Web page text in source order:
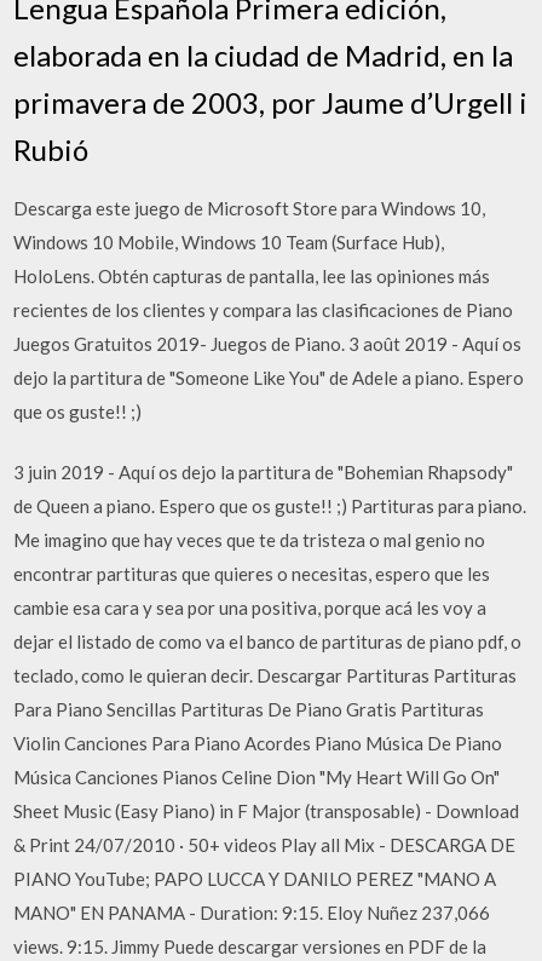
Lengua Española Primera edición,
elaborada en la ciudad de Madrid, en la
primavera de 2003, por Jaume d’Urgell i
Rubió
Descarga este juego de Microsoft Store para Windows 10,
Windows 10 Mobile, Windows 10 Team (Surface Hub),
HoloLens. Obtén capturas de pantalla, lee las opiniones más
recientes de los clientes y compara las clasificaciones de Piano
Juegos Gratuitos 2019- Juegos de Piano. 3 août 2019 - Aquí os
dejo la partitura de "Someone Like You" de Adele a piano. Espero
que os guste!! ;)
3 juin 2019 - Aquí os dejo la partitura de "Bohemian Rhapsody"
de Queen a piano. Espero que os guste!! ;) Partituras para piano.
Me imagino que hay veces que te da tristeza o mal genio no
encontrar partituras que quieres o necesitas, espero que les
cambie esa cara y sea por una positiva, porque acá les voy a
dejar el listado de como va el banco de partituras de piano pdf, o
teclado, como le quieran decir. Descargar Partituras Partituras
Para Piano Sencillas Partituras De Piano Gratis Partituras
Violin Canciones Para Piano Acordes Piano Música De Piano
Música Canciones Pianos Celine Dion "My Heart Will Go On"
Sheet Music (Easy Piano) in F Major (transposable) - Download
& Print 24/07/2010 · 50+ videos Play all Mix - DESCARGA DE
PIANO YouTube; PAPO LUCCA Y DANILO PEREZ "MANO A
MANO" EN PANAMA - Duration: 9:15. Eloy Nuñez 237,066
views. 9:15. Jimmy Puede descargar versiones en PDF de la